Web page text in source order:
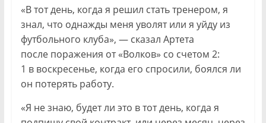
«В тот день, когда я решил стать тренером, я
знал, что однажды меня уволят или я уйду из
футбольного клуба», — сказал Артета
после поражения от «Волков» со счетом 2:
1 в воскресенье, когда его спросили, боялся ли
он потерять работу.
«Я не знаю, будет ли это в тот день, когда я